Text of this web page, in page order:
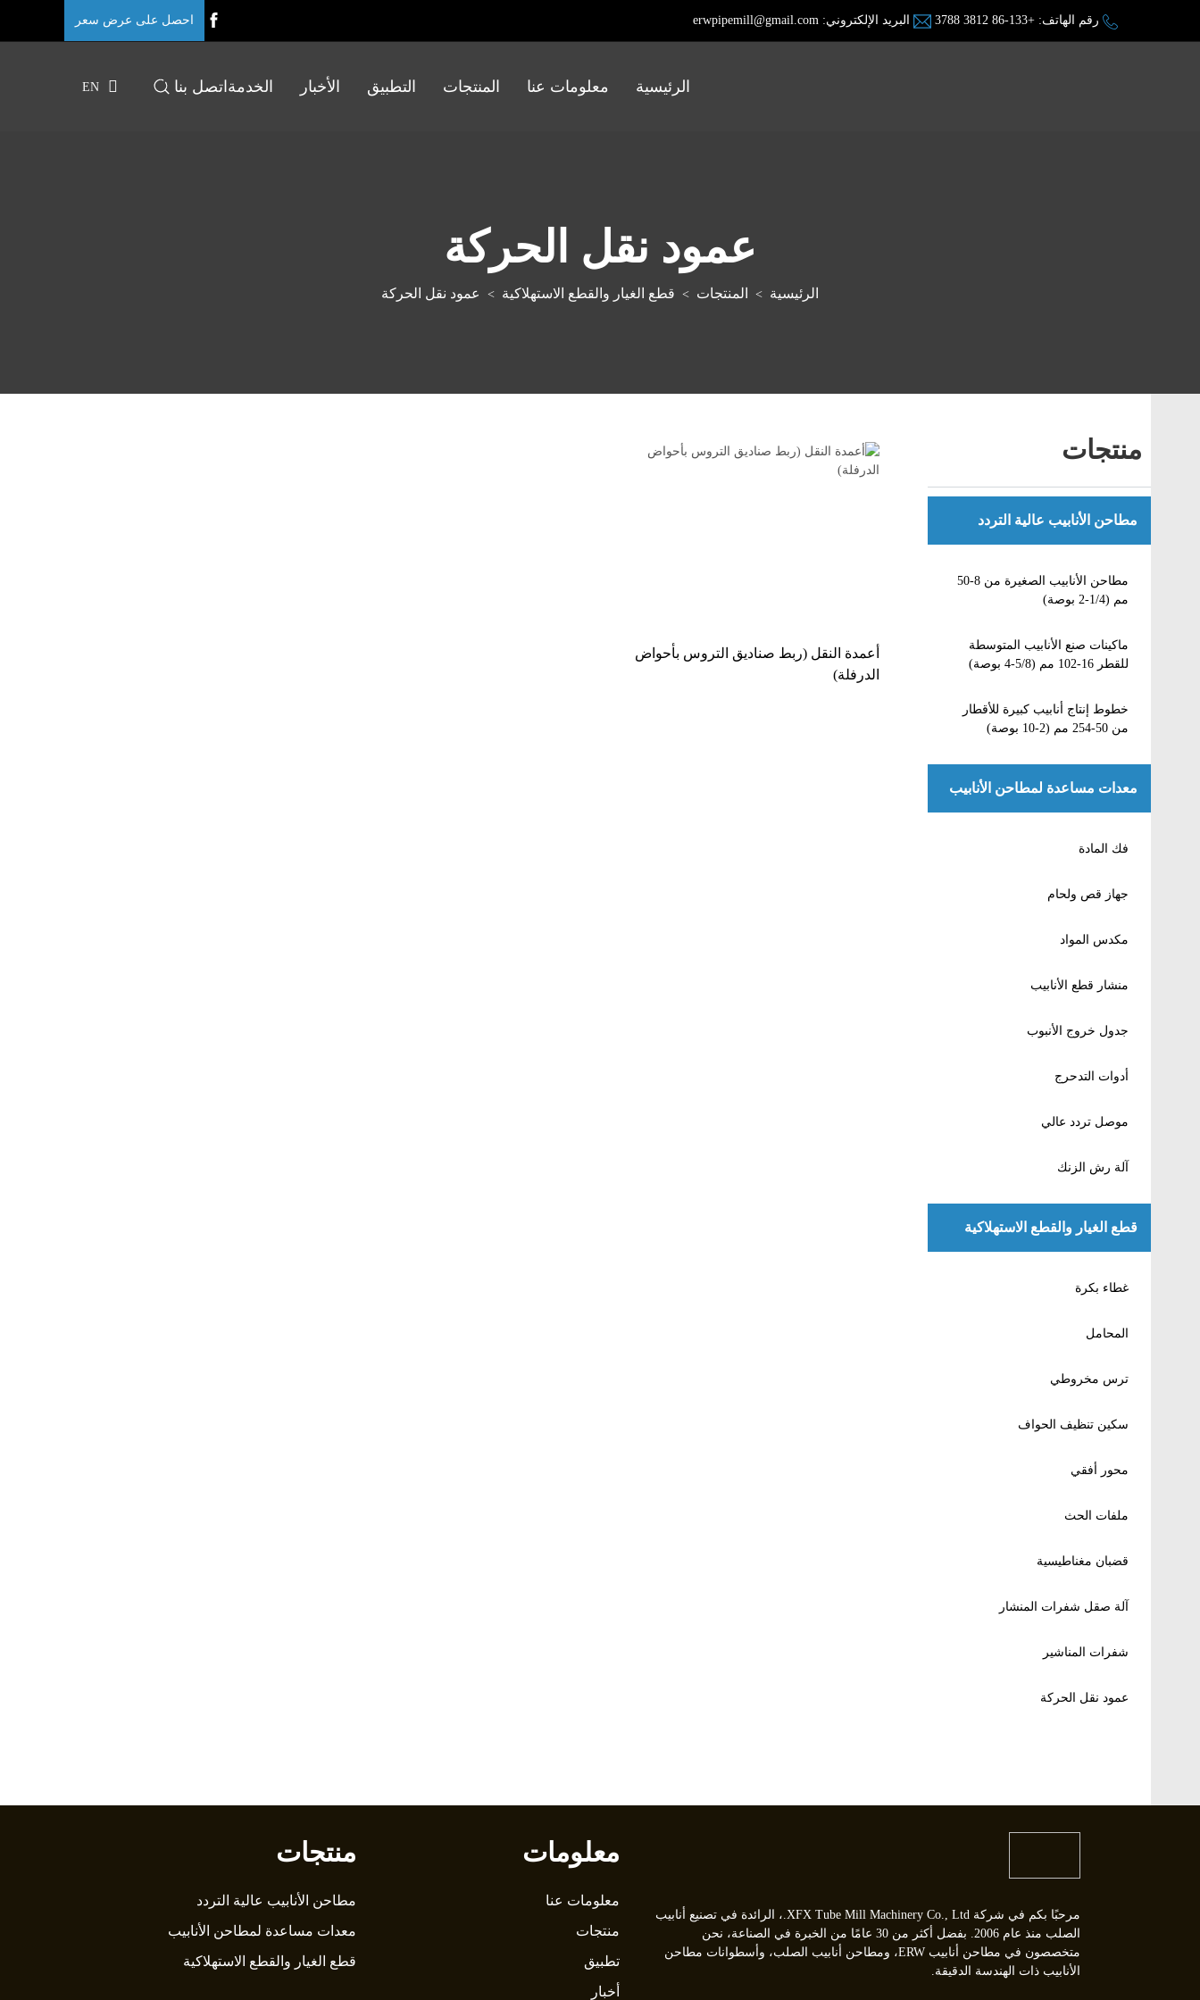
رقم الهاتف: +86-133 3812 3788 البريد الإلكتروني: erwpipemill@gmail.com احصل على عرض سعر
الرئيسية معلومات عنا المنتجات التطبيق الأخبار الخدمة اتصل بنا EN
عمود نقل الحركة
الرئيسية > المنتجات > قطع الغيار والقطع الاستهلاكية > عمود نقل الحركة
منتجات
مطاحن الأنابيب عالية التردد
مطاحن الأنابيب الصغيرة من 8-50
مم (1/4-2 بوصة)
ماكينات صنع الأنابيب المتوسطة
للقطر 16-102 مم (5/8-4 بوصة)
خطوط إنتاج أنابيب كبيرة للأقطار
من 50-254 مم (2-10 بوصة)
معدات مساعدة لمطاحن الأنابيب
فك المادة
جهاز قص ولحام
مكدس المواد
منشار قطع الأنابيب
جدول خروج الأنبوب
أدوات التدحرج
موصل تردد عالي
آلة رش الزنك
قطع الغيار والقطع الاستهلاكية
غطاء بكرة
المحامل
ترس مخروطي
سكين تنظيف الحواف
محور أفقي
ملفات الحث
قضبان مغناطيسية
آلة صقل شفرات المنشار
شفرات المناشير
عمود نقل الحركة
أعمدة النقل (ربط صناديق التروس بأحواض
الدرفلة)
مرحبًا بكم في شركة XFX Tube Mill Machinery Co., Ltd.، الرائدة في تصنيع أنابيب
الصلب منذ عام 2006. بفضل أكثر من 30 عامًا من الخبرة في الصناعة، نحن
متخصصون في مطاحن أنابيب ERW، ومطاحن أنابيب الصلب، وأسطوانات مطاحن
الأنابيب ذات الهندسة الدقيقة.
معلومات
معلومات عنا
منتجات
تطبيق
أخبار
منتجات
مطاحن الأنابيب عالية التردد
معدات مساعدة لمطاحن الأنابيب
قطع الغيار والقطع الاستهلاكية